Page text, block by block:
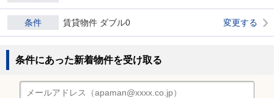
条件 賃貸物件 ダブル0 変更する
条件にあった新着物件を受け取る